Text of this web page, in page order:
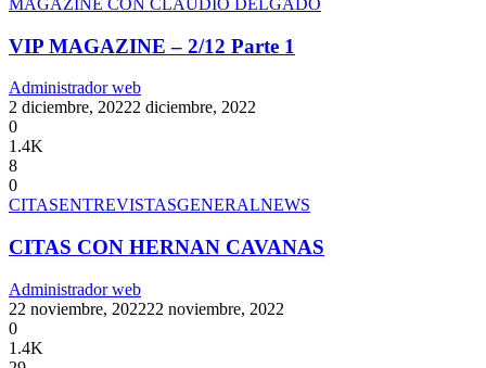
MAGAZINE CON CLAUDIO DELGADO
VIP MAGAZINE – 2/12 Parte 1
Administrador web
2 diciembre, 20222 diciembre, 2022
0
1.4K
8
0
CITASENTREVISTASGENERALNEWS
CITAS CON HERNAN CAVANAS
Administrador web
22 noviembre, 202222 noviembre, 2022
0
1.4K